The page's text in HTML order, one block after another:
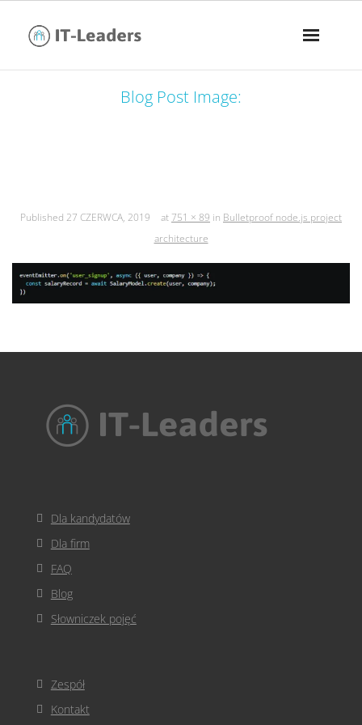
Blog Post Image:
Published 27 CZERWCA, 2019 at 751 × 89 in Bulletproof node.js project
architecture
Dla kandydatów
Dla firm
FAQ
Blog
Słowniczek pojęć
Zespół
Kontakt